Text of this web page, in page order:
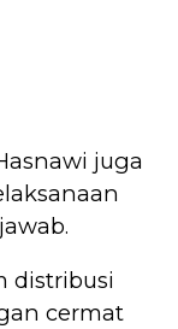
juga
distribusi
cermat